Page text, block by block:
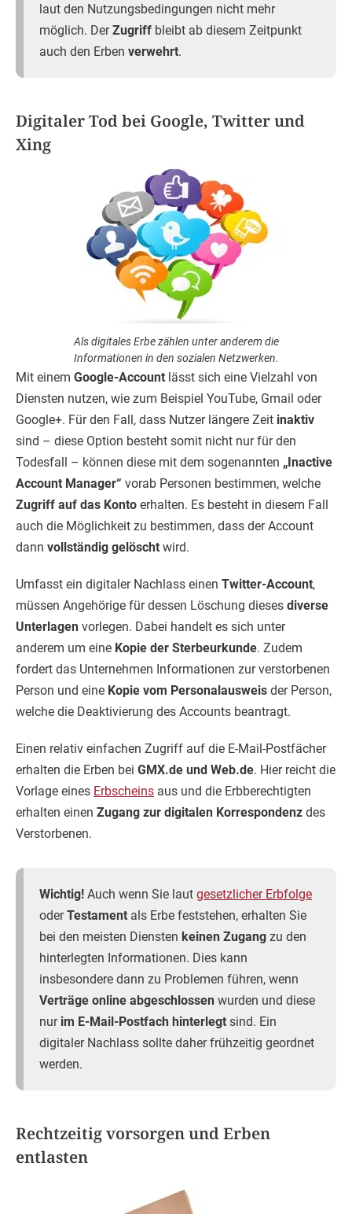
laut den Nutzungsbedingungen nicht mehr
möglich. DerZugriff bleibt ab diesem Zeitpunkt
auch den Erben verwehrt.
Digitaler Tod bei Google, Twitter und
Xing
Als digitales Erbe zählen unter anderem die
Informationen in den sozialen Netzwerken.
Mit einem Google-Account lässt sich eine Vielzahl von
Diensten nutzen, wie zum Beispiel YouTube, Gmail oder
Google+. Für den Fall, dass Nutzer längere Zeit inaktiv
sind – diese Option besteht somit nicht nur für den
Todesfall – können diese mit dem sogenannten „Inactive
Account Manager“ vorab Personen bestimmen, welche
Zugriff auf das Konto erhalten. Es besteht in diesem Fall
auch die Möglichkeit zu bestimmen, dass der Account
dann vollständig gelöscht wird.
Umfasst ein digitaler Nachlass einen Twitter-Account,
müssen Angehörige für dessen Löschung dieses diverse
Unterlagen vorlegen. Dabei handelt es sich unter
anderem um eine Kopie der Sterbeurkunde. Zudem
fordert das Unternehmen Informationen zur verstorbenen
Person und eine Kopie vom Personalausweis der Person,
welche die Deaktivierung des Accounts beantragt.
Einen relativ einfachen Zugriff auf die E-Mail-Postfächer
erhalten die Erben bei GMX.de und Web.de. Hier reicht die
Vorlage eines Erbscheins aus und die Erbberechtigten
erhalten einen Zugang zur digitalen Korrespondenz des
Verstorbenen.
Wichtig! Auch wenn Sie laut gesetzlicher Erbfolge
oderTestament als Erbe feststehen, erhalten Sie
bei den meisten Diensten keinen Zugang zu den
hinterlegten Informationen. Dies kann
insbesondere dann zu Problemen führen, wenn
Verträge online abgeschlossen wurden und diese
nur im E-Mail-Postfach hinterlegt sind. Ein
digitaler Nachlass sollte daher frühzeitig geordnet
werden.
Rechtzeitig vorsorgen und Erben
entlasten